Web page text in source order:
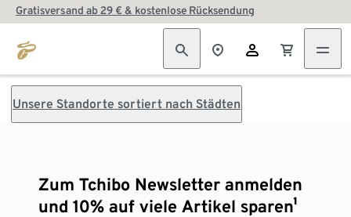
Gratisversand ab 29 € & kostenlose Rücksendung
Unsere Standorte sortiert nach Städten
Zum Tchibo Newsletter anmelden
und 10% auf viele Artikel sparen¹